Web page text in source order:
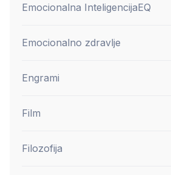
Emocionalna InteligencijaEQ
Emocionalno zdravlje
Engrami
Film
Filozofija